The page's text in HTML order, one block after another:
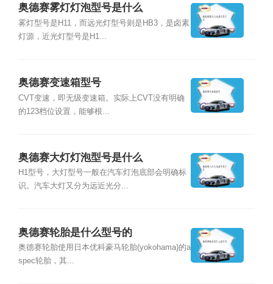
奥德赛雾灯灯泡型号是什么
雾灯型号是H11，而远光灯型号则是HB3，是卤素
灯源，近光灯型号是H1...
奥德赛变速箱型号
CVT变速，即无级变速箱。实际上CVT没有明确
的123档位设置，能够根...
奥德赛大灯灯泡型号是什么
H1型号，大灯型号一般在汽车灯泡底部会明确标
识。汽车大灯又分为远近光分...
奥德赛轮胎是什么型号的
奥德赛轮胎使用日本优科豪马轮胎(yokohama)的a
spec轮胎，其...